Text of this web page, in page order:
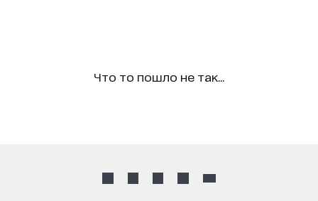
Что то пошло не так...